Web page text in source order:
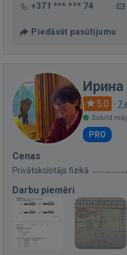
+371 *** *** 74
Piedāvāt pasūtījumu
Ирина
5.0 · 7
Šobrīd
PRO
Cenas
Privātskolotājs fizikā
Darbu piemēri